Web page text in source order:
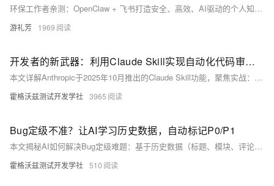
环保工作者亲测：OpenClaw + 飞书打造安全、高效、AI驱动的个人知识管理系统——支持语音/文字秒建笔记、自动整理会议纪要、提取文章要点、项目文档归档，数据自主可控，部署于阿里云轻量服务器，开源免费，开箱即用。（239字）
游礼芳 1969
开发者的新武器：利用Claude Skill实现自动化代码审查与单元测试生成
本文详解Anthropic于2025年10月推出的Claude Skill功能，聚焦实战：用Skill自动化代码审查与单元测试。通过本地Markdown技能包（如`code-review`、`test-gen`），实现精准提示复用、Git版本管理、多维度AI审查及结构化测试生成，显著提升开发效率与代码质量。
霍格沃兹测试开发学社 3965
Bug定级不准？让AI学习历史数据，自动标记P0/P1
本文揭秘AI如何解决Bug定级难题：基于历史数据（标题、模块、评论等特征），用随机森林或LSTM-Attention模型自动预测优先级，嵌入JIRA/飞书流程。实践后争议降60%，P0/P1响应提速30%，让团队专注解Bug而非扯皮。
霍格沃兹测试开发学社 510